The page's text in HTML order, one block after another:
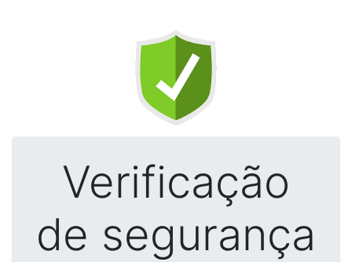
Verificação
de segurança